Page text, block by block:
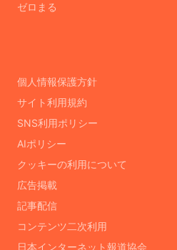
ゼロまる
個人情報保護方針
サイト利用規約
SNS利用ポリシー
AIポリシー
クッキーの利用について
広告掲載
記事配信
コンテンツ二次利用
日本インターネット報道協会